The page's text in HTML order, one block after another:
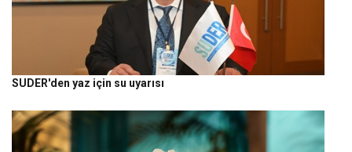
SUDER'den yaz için su uyarısı